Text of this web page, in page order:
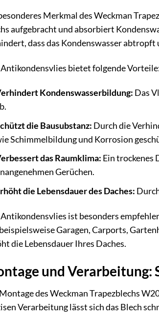
Merkmal des Weckman
aufgebracht und absorbiert
dass das Kondenswasser abtropft
Antikondensvlies bietet folgende
Kondenswasserbildung: Das
die Bausubstanz: Durch die
Schimmelbildung und Korrosion
das Raumklima: Ein trockenes
Gerüchen.
die Lebensdauer des Daches:
ist besonders
Garagen, Carports,
die Lebensdauer Ihres Daches.
und Verarbeitung:
des Weckman Trapezblechs
Verarbeitung lässt sich das Blech